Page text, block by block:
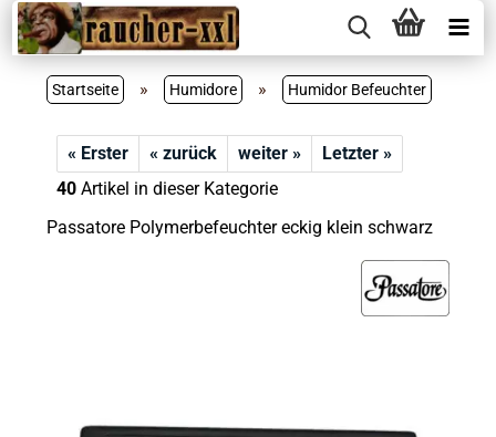
Startseite » Humidore » Humidor Befeuchter
« Erster « zurück weiter »
Letzter »
40Artikel in dieser Kategorie
Passatore Polymerbefeuchter eckig klein schwarz